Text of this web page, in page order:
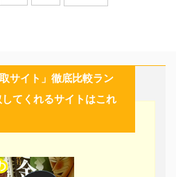
サイト」徹底比較ラン
てくれるサイトはこれ